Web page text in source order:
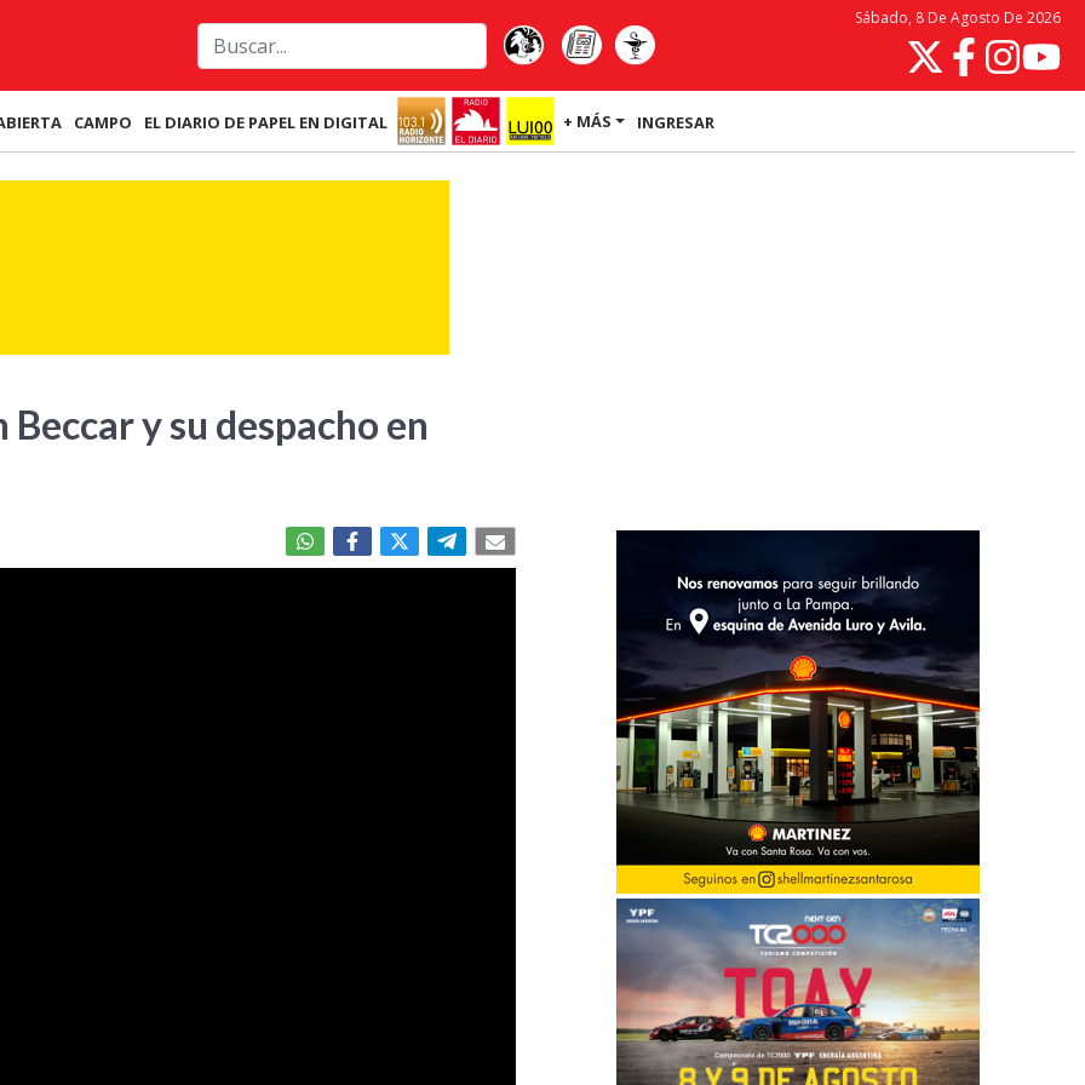
Sábado, 8 De Agosto De 2026
CAMPO EL DIARIO DE PAPEL EN DIGITAL + MÁS INGRESAR
y su despacho en